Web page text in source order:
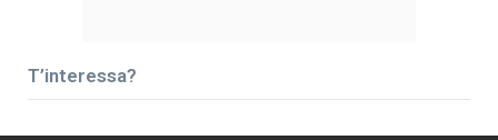
T’interessa?